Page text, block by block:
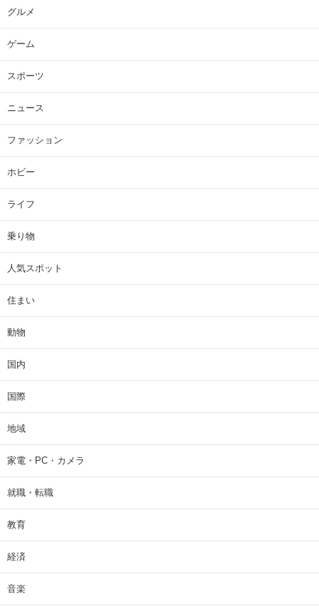
グルメ
ゲーム
スポーツ
ニュース
ファッション
ホビー
ライフ
乗り物
人気スポット
住まい
動物
国内
国際
地域
家電・PC・カメラ
就職・転職
教育
経済
音楽